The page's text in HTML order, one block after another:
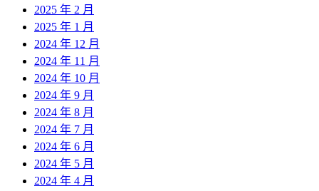
2025 年 2 月
2025 年 1 月
2024 年 12 月
2024 年 11 月
2024 年 10 月
2024 年 9 月
2024 年 8 月
2024 年 7 月
2024 年 6 月
2024 年 5 月
2024 年 4 月